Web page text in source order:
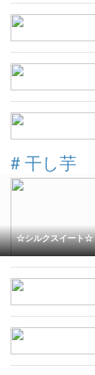
# 干し芋
☆シルクスイート☆